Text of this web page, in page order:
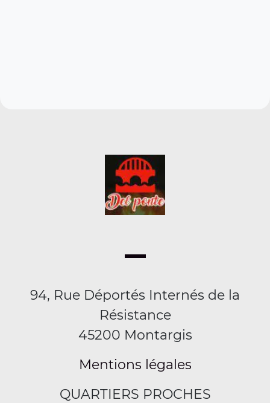
94, Rue Déportés Internés de la
Résistance
45200 Montargis
Mentions légales
QUARTIERS PROCHES